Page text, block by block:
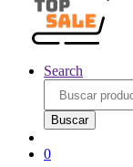
Search
por:
Buscar
0